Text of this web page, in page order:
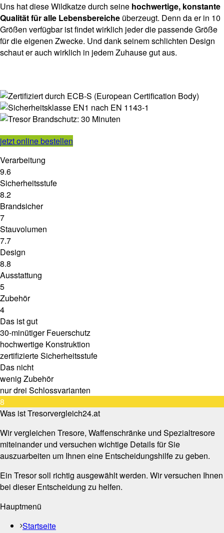
Uns hat diese Wildkatze durch seine hochwertige, konstante
Qualität für alle Lebensbereiche überzeugt. Denn da er in 10
Größen verfügbar ist findet wirklich jeder die passende Größe
für die eigenen Zwecke. Und dank seinem schlichten Design
schaut er auch wirklich in jedem Zuhause gut aus.
jetzt online bestellen
Verarbeitung
9.6
Sicherheitsstufe
8.2
Brandsicher
7
Stauvolumen
7.7
Design
8.8
Ausstattung
5
Zubehör
4
Das ist gut
30-minütiger Feuerschutz
hochwertige Konstruktion
zertifizierte Sicherheitsstufe
Das nicht
wenig Zubehör
nur drei Schlossvarianten
8
Was ist Tresorvergleich24.at
Wir vergleichen Tresore, Waffenschränke und Spezialtresore
miteinander und versuchen wichtige Details für Sie
auszuarbeiten um Ihnen eine Entscheidungshilfe zu geben.
Ein Tresor soll richtig ausgewählt werden. Wir versuchen Ihnen
bei dieser Entscheidung zu helfen.
Hauptmenü
Startseite